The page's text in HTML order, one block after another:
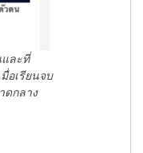
และที่
อเรียนจบ
ดกลาง